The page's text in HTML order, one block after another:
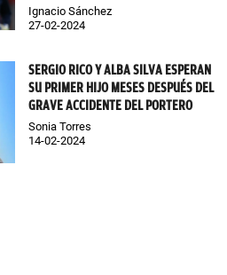
Ignacio Sánchez
27-02-2024
SERGIO RICO Y ALBA SILVA ESPERAN
SU PRIMER HIJO MESES DESPUÉS DEL
GRAVE ACCIDENTE DEL PORTERO
Sonia Torres
14-02-2024